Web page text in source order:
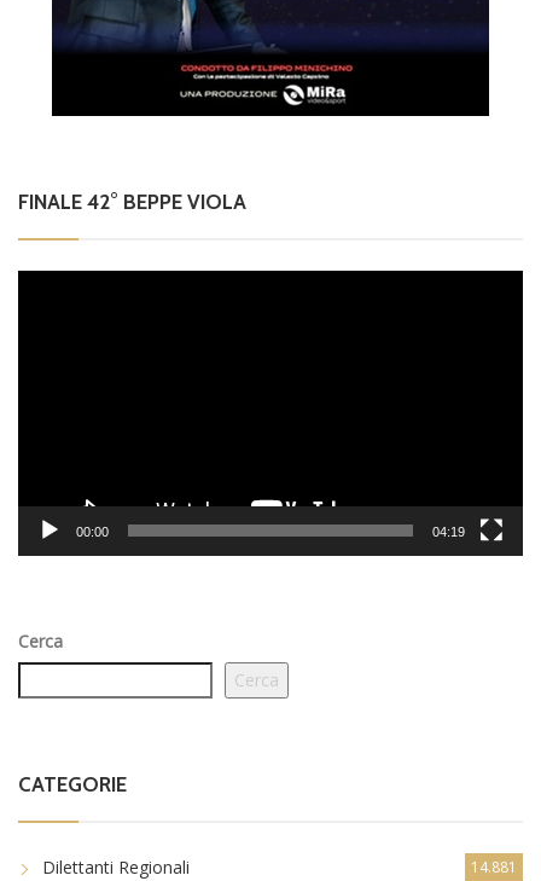
FINALE 42° BEPPE VIOLA
00:00 04:19
Cerca
Cerca
CATEGORIE
Dilettanti Regionali 14.881